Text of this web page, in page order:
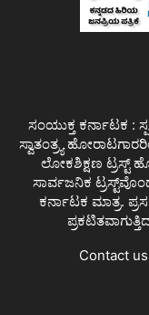
ಸಂಯುಕ್ತ ಕರ್ನಾಟಕ :
ಸ್ವಾತಂತ್ರ್ಯ
ಲೋಕಶಿಕ್ಷಣ ಟ್ರಸ್ಟ್
ಸಾರ್ವಜನಿಕ
ಕರ್ನಾಟಕ ಮಾತ್ರ.
Contact